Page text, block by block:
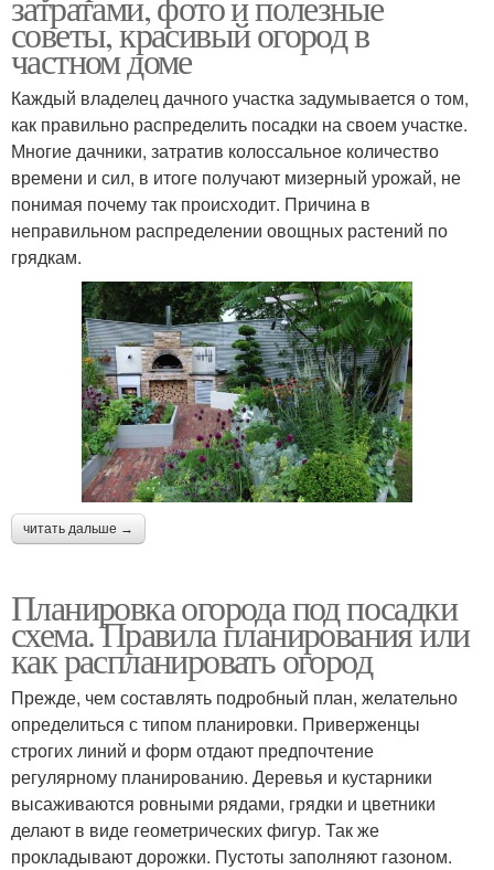
советы, красивый огород в
частном доме
Каждый владелец дачного участка задумывается о том,
как правильно распределить посадки на своем участке.
Многие дачники, затратив колоссальное количество
времени и сил, в итоге получают мизерный урожай, не
понимая почему так происходит. Причина в
неправильном распределении овощных растений по
грядкам.
читать дальше →
Планировка огорода под посадки
схема. Правила планирования или
как распланировать огород
Прежде, чем составлять подробный план, желательно
определиться с типом планировки. Приверженцы
строгих линий и форм отдают предпочтение
регулярному планированию. Деревья и кустарники
высаживаются ровными рядами, грядки и цветники
делают в виде геометрических фигур. Так же
прокладывают дорожки. Пустоты заполняют газоном.